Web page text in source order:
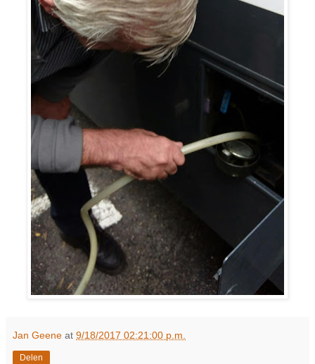
Jan Geene at 9/18/2017 02:21:00 p.m.
Delen